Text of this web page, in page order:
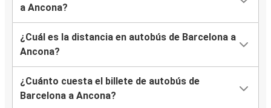
a Ancona?
¿Cuál es la distancia en autobús de Barcelona a
Ancona?
¿Cuánto cuesta el billete de autobús de
Barcelona a Ancona?